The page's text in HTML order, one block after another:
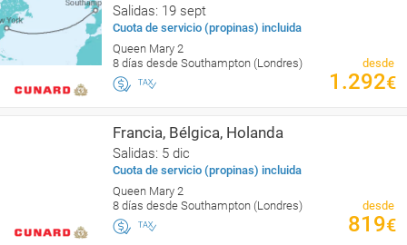
Salidas: 19 sept
Cuota de servicio (propinas) incluida
Queen Mary 2
8 días desde Southampton (Londres)
desde
1.292€
Francia, Bélgica, Holanda
Salidas: 5 dic
Cuota de servicio (propinas) incluida
Queen Mary 2
8 días desde Southampton (Londres)
desde
819€